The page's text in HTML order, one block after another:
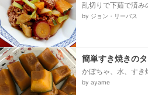
乱切りで下茹で済
カボチャ（代用可
by ジョン・リーバス
簡単すき焼きの
かぼちゃ、水、すき
by ayame